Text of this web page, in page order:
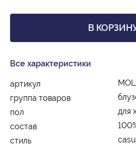
В
Все характеристики
артикул
группа товаров
пол
для
состав
стиль